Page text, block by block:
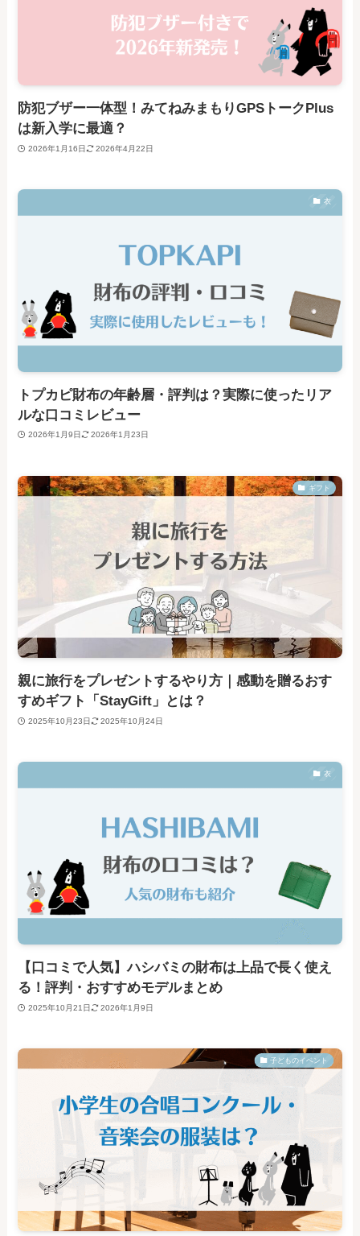
防犯ブザー一体型！みてねみまもりGPSトークPlus
は新入学に最適？
2026年1月16日 2026年4月22日
衣
トプカピ財布の年齢層・評判は？実際に使ったリア
ルな口コミレビュー
2026年1月9日 2026年1月23日
ギフト
親に旅行をプレゼントするやり方｜感動を贈るおす
すめギフト「StayGift」とは？
2025年10月23日 2025年10月24日
衣
【口コミで人気】ハシバミの財布は上品で長く使え
る！評判・おすすめモデルまとめ
2025年10月21日 2026年1月9日
子どものイベント